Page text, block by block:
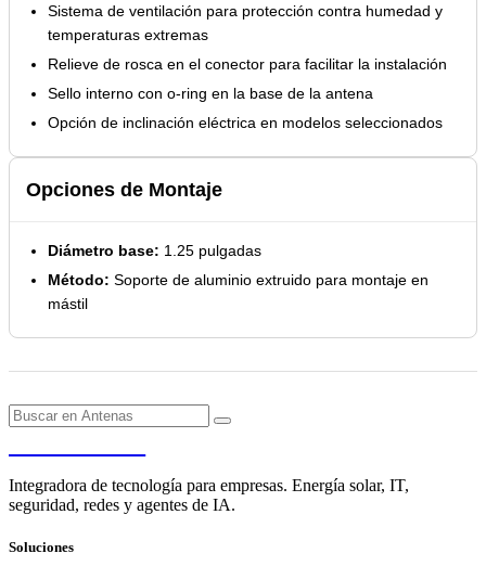
Sistema de ventilación para protección contra humedad y
temperaturas extremas
Relieve de rosca en el conector para facilitar la instalación
Sello interno con o-ring en la base de la antena
Opción de inclinación eléctrica en modelos seleccionados
Opciones de Montaje
Diámetro base: 1.25 pulgadas
Método: Soporte de aluminio extruido para montaje en
mástil
Integradora de tecnología para empresas. Energía solar, IT,
seguridad, redes y agentes de IA.
Soluciones